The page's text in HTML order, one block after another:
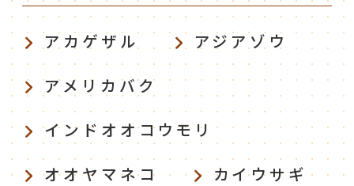
アカゲザル
アジアゾウ
アメリカバク
インドオオコウモリ
オオヤマネコ
カイウサギ